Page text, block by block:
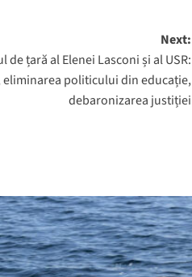
Next:
de țară al Elenei Lasconi și al USR:
eliminarea politicului din educație,
debaronizarea justiției